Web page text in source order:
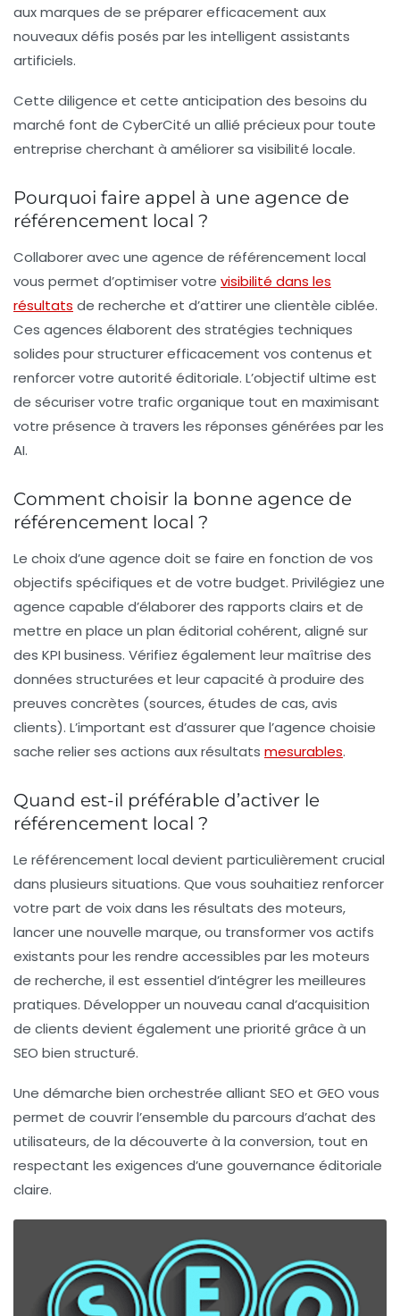
aux marques de se préparer efficacement aux
nouveaux défis posés par les intelligent assistants
artificiels.
Cette diligence et cette anticipation des besoins du
marché font de CyberCité un allié précieux pour toute
entreprise cherchant à améliorer sa visibilité locale.
Pourquoi faire appel à une agence de
référencement local ?
Collaborer avec une agence de référencement local
vous permet d’optimiser votre visibilité dans les
résultats de recherche et d’attirer une clientèle ciblée.
Ces agences élaborent des stratégies techniques
solides pour structurer efficacement vos contenus et
renforcer votre autorité éditoriale. L’objectif ultime est
de sécuriser votre trafic organique tout en maximisant
votre présence à travers les réponses générées par les
AI.
Comment choisir la bonne agence de
référencement local ?
Le choix d’une agence doit se faire en fonction de vos
objectifs spécifiques et de votre budget. Privilégiez une
agence capable d’élaborer des rapports clairs et de
mettre en place un plan éditorial cohérent, aligné sur
des KPI business. Vérifiez également leur maîtrise des
données structurées et leur capacité à produire des
preuves concrètes (sources, études de cas, avis
clients). L’important est d’assurer que l’agence choisie
sache relier ses actions aux résultats mesurables.
Quand est-il préférable d’activer le
référencement local ?
Le référencement local devient particulièrement crucial
dans plusieurs situations. Que vous souhaitiez renforcer
votre part de voix dans les résultats des moteurs,
lancer une nouvelle marque, ou transformer vos actifs
existants pour les rendre accessibles par les moteurs
de recherche, il est essentiel d’intégrer les meilleures
pratiques. Développer un nouveau canal d’acquisition
de clients devient également une priorité grâce à un
SEO bien structuré.
Une démarche bien orchestrée alliant SEO et GEO vous
permet de couvrir l’ensemble du parcours d’achat des
utilisateurs, de la découverte à la conversion, tout en
respectant les exigences d’une gouvernance éditoriale
claire.